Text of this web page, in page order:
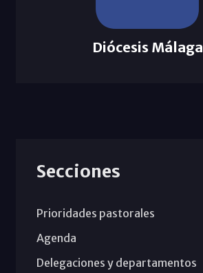
Diócesis Málaga
Secciones
Prioridades pastorales
Agenda
Delegaciones y departamentos